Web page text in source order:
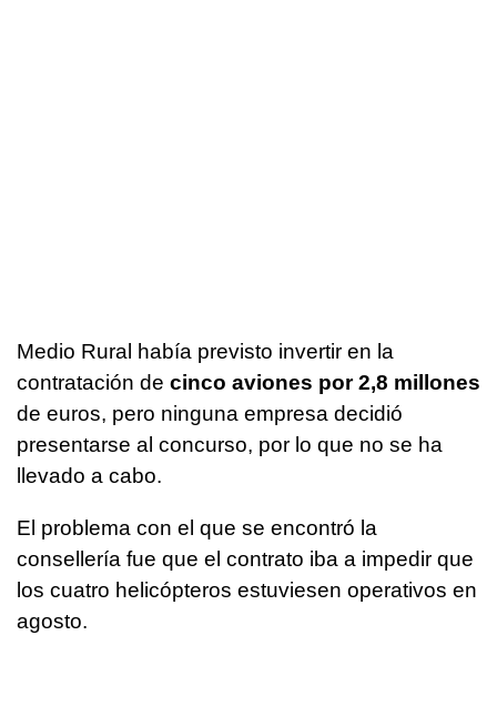
Medio Rural había previsto invertir en la
contratación de cinco aviones por 2,8 millones
de euros, pero ninguna empresa decidió
presentarse al concurso, por lo que no se ha
llevado a cabo.
El problema con el que se encontró la
consellería fue que el contrato iba a impedir que
los cuatro helicópteros estuviesen operativos en
agosto.